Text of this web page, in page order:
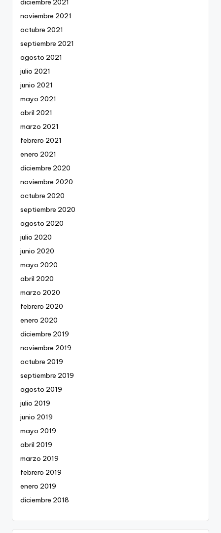
diciembre 2021
noviembre 2021
octubre 2021
septiembre 2021
agosto 2021
julio 2021
junio 2021
mayo 2021
abril 2021
marzo 2021
febrero 2021
enero 2021
diciembre 2020
noviembre 2020
octubre 2020
septiembre 2020
agosto 2020
julio 2020
junio 2020
mayo 2020
abril 2020
marzo 2020
febrero 2020
enero 2020
diciembre 2019
noviembre 2019
octubre 2019
septiembre 2019
agosto 2019
julio 2019
junio 2019
mayo 2019
abril 2019
marzo 2019
febrero 2019
enero 2019
diciembre 2018